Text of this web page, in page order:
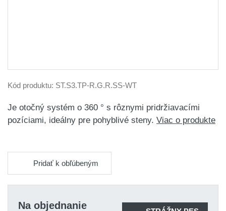
Kód produktu: ST.S3.TP-R.G.R.SS-WT
Je otočný systém o 360 ° s rôznymi pridržiavacími
pozíciami, ideálny pre pohyblivé steny. Viac o produkte
Pridať k obľúbeným
Na objednanie